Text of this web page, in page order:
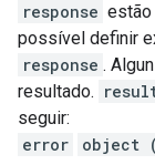
response estão
possível definir
response .
resultado.
seguir:
error
object (